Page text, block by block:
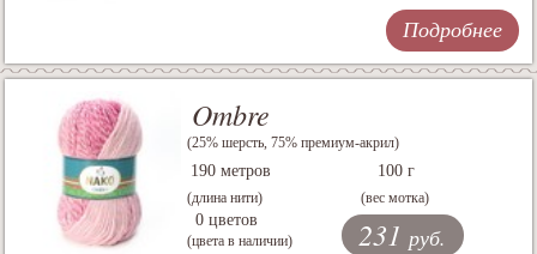
Подробнее
Ombre
(25% шерсть, 75% премиум-акрил)
190 метров
(длина нити)
100 г
(вес мотка)
0 цветов
(цвета в наличии) 231 руб.